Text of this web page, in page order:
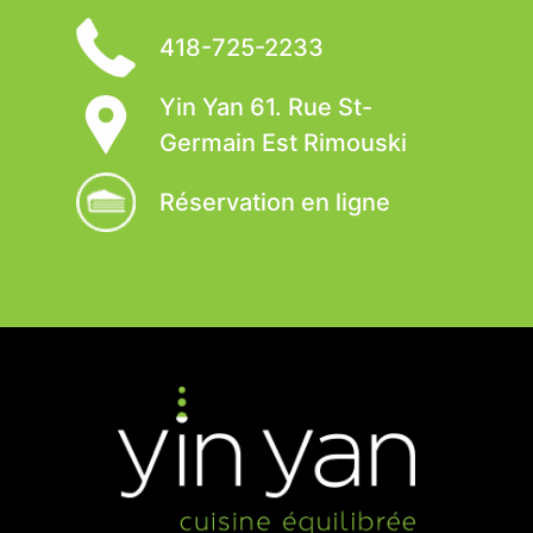
418-725-2233
Yin Yan 61. Rue St-
Germain Est Rimouski
Réservation en ligne